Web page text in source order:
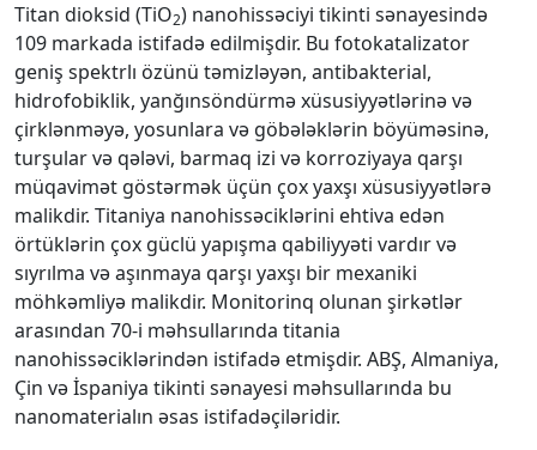
Titan dioksid (TiO2) nanohissəciyi tikinti sənayesində
109 markada istifadə edilmişdir. Bu fotokatalizator
geniş spektrlı özünü təmizləyən, antibakterial,
hidrofobiklik, yanğınsöndürmə xüsusiyyətlərinə və
çirklənməyə, yosunlara və göbələklərin böyüməsinə,
turşular və qələvi, barmaq izi və korroziyaya qarşı
müqavimət göstərmək üçün çox yaxşı xüsusiyyətlərə
malikdir. Titaniya nanohissəciklərini ehtiva edən
örtüklərin çox güclü yapışma qabiliyyəti vardır və
sıyrılma və aşınmaya qarşı yaxşı bir mexaniki
möhkəmliyə malikdir. Monitorinq olunan şirkətlər
arasından 70-i məhsullarında titania
nanohissəciklərindən istifadə etmişdir. ABŞ, Almaniya,
Çin və İspaniya tikinti sənayesi məhsullarında bu
nanomaterialın əsas istifadəçiləridir.